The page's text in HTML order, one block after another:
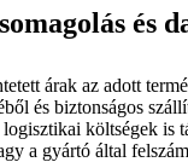
és
árak az adott
és biztonságos
költségek is
a gyártó által